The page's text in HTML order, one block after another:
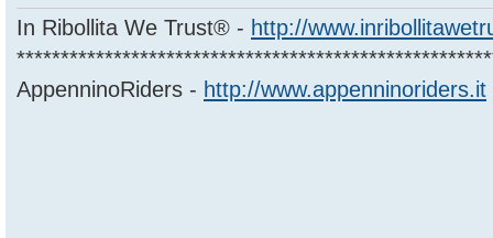
In Ribollita We Trust® - http://
AppenninoRiders - http://www.appenninoriders.it